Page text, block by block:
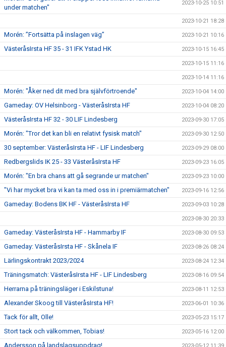
under matchen"
2023-10-25 10:51
2023-10-21 18:28
Morén: ”Fortsätta på inslagen väg” 2023-10-21 10:16
VästeråsIrsta HF 35 - 31 IFK Ystad HK 2023-10-15 16:45
2023-10-15 11:16
2023-10-14 11:16
Morén: "Åker ned dit med bra självförtroende" 2023-10-04 14:00
Gameday: OV Helsinborg - VästeråsIrsta HF 2023-10-04 08:20
VästeråsIrsta HF 32 - 30 LIF Lindesberg 2023-09-30 17:05
Morén: "Tror det kan bli en relativt fysisk match" 2023-09-30 12:50
30 september: VästeråsIrsta HF - LIF Lindesberg 2023-09-29 08:00
Redbergslids IK 25 - 33 VästeråsIrsta HF 2023-09-23 16:05
Morén: "En bra chans att gå segrande ur matchen" 2023-09-23 10:00
"Vi har mycket bra vi kan ta med oss in i premiärmatchen" 2023-09-16 12:56
Gameday: Bodens BK HF - VästeråsIrsta HF 2023-09-03 10:28
2023-08-30 20:33
Gameday: VästeråsIrsta HF - Hammarby IF 2023-08-30 09:53
Gameday: VästeråsIrsta HF - Skånela IF 2023-08-26 08:24
Lärlingskontrakt 2023/2024 2023-08-24 12:34
Träningsmatch: VästeråsIrsta HF - LIF Lindesberg 2023-08-16 09:54
Herrarna på träningsläger i Eskilstuna! 2023-08-11 12:53
Alexander Skoog till VästeråsIrsta HF! 2023-06-01 10:36
Tack för allt, Olle! 2023-05-23 15:17
Stort tack och välkommen, Tobias! 2023-05-16 12:00
Andersson på landslagsuppdrag! 2023-05-12 11:39